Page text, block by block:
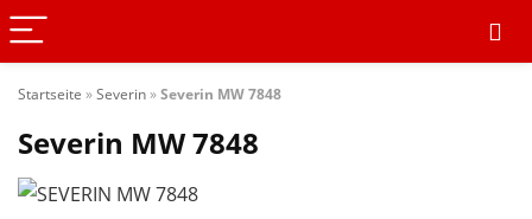
Startseite »Severin»Severin MW 7848
Severin MW 7848